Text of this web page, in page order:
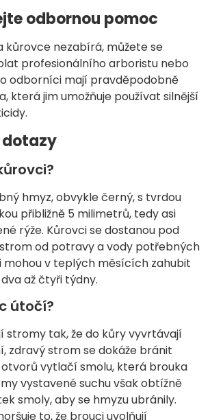
odbornou pomoc
kůrovce nezabírá, můžete se
profesionálního arboristu nebo
odborníci mají pravděpodobně
která jim umožňuje používat silnější
hmyz, obvykle černý, s tvrdou
přibližně 5 milimetrů, tedy asi
rýže. Kůrovci se dostanou pod
od potravy a vody potřebných
mohou v teplých měsících zahubit
až čtyři týdny.
útočí?
stromy tak, že do kůry vyvrtávají
zdravý strom se dokáže bránit
vytlačí smolu, která brouka
vystavené suchu však obtížně
smoly, aby se hmyzu ubránily.
to, že brouci uvolňují